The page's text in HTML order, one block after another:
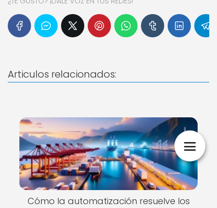
Articulos relacionados:
Cómo la automatización resuelve los